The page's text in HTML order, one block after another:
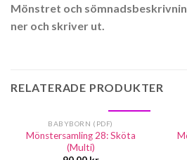
Mönstret och
ner och skriver ut.
RELATERADE PRODUKTER
BABYBORN (PDF)
Mönstersamling 28: Sköta
(Multi)